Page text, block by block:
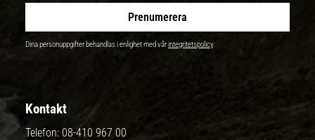
Prenumerera
Dina personuppgifter behandlas i enlighet med vårintegritetspolicy.
Kontakt
Telefon: 08-410 967 00